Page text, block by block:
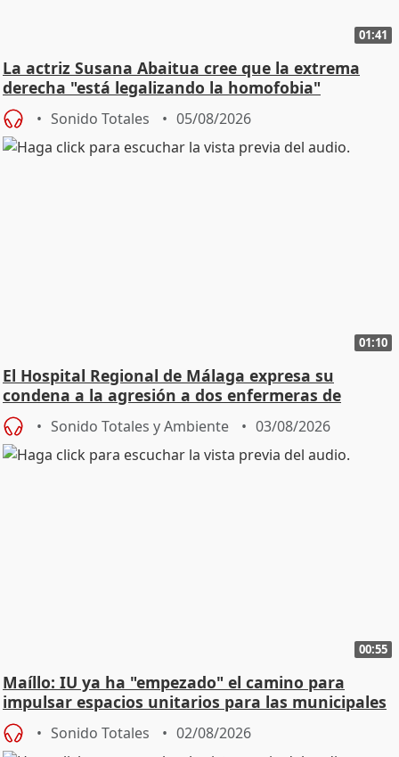
01:41
La actriz Susana Abaitua cree que la extrema
derecha "está legalizando la homofobia"
Sonido Totales 05/08/2026
01:10
El Hospital Regional de Málaga expresa su
condena a la agresión a dos enfermeras de
Urgencias
Sonido Totales y Ambiente 03/08/2026
00:55
Maíllo: IU ya ha "empezado" el camino para
impulsar espacios unitarios para las municipales
Sonido Totales 02/08/2026